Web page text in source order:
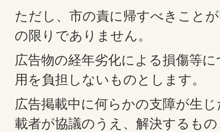
ただし、市の責に帰すべきこと
の限りでありません。
広告物の経年劣化による損傷等
用を負担しないものとします。
広告掲載中に何らかの支障が生
載者が協議のうえ、解決するも